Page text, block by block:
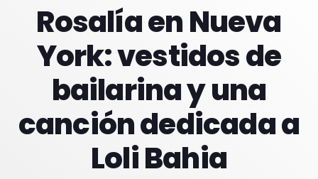
play_arrow
HOME
PROGRAMACION
Rosalía en Nueva
York: vestidos de
bailarina y una
canción dedicada a
Loli Bahia